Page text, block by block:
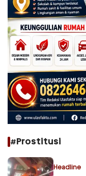
#Prostitusi
Headline